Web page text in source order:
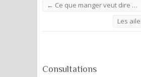
← Ce que manger veut dire …
Les
Consultations